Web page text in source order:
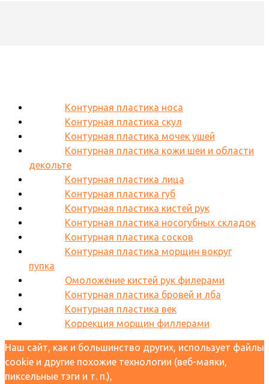
Контурная пластика носа
Контурная пластика скул
Контурная пластика мочек ушей
Контурная пластика кожи шеи и области
декольте
Контурная пластика лица
Контурная пластика губ
Контурная пластика кистей рук
Контурная пластика носогубных складок
Контурная пластика сосков
Контурная пластика морщин вокруг
пупка
Омоложение кистей рук филерами
Контурная пластика бровей и лба
Контурная пластика век
Коррекция морщин филлерами
Наш сайт, как и большинство других, использует файлы
cookie и другие похожие технологии (веб-маяки,
пиксельные тэги и т. п.),